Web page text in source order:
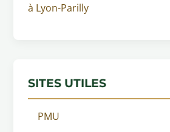
à Lyon-Parilly
SITES UTILES
PMU